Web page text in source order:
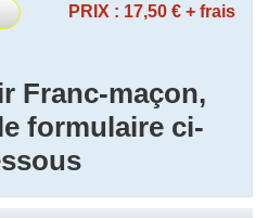
PRIX : 17,50 € + frais
Franc-maçon,
formulaire ci-